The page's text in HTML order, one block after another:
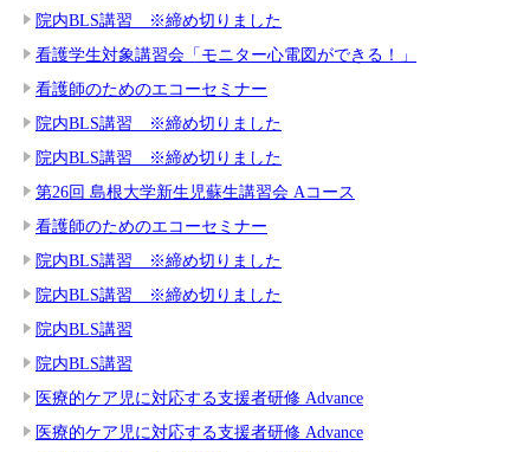
院内BLS講習 ※締め切りました
看護学生対象講習会「モニター心電図ができる！」
看護師のためのエコーセミナー
院内BLS講習 ※締め切りました
院内BLS講習 ※締め切りました
第26回 島根大学新生児蘇生講習会 Aコース
看護師のためのエコーセミナー
院内BLS講習 ※締め切りました
院内BLS講習 ※締め切りました
院内BLS講習
院内BLS講習
医療的ケア児に対応する支援者研修 Advance
医療的ケア児に対応する支援者研修 Advance